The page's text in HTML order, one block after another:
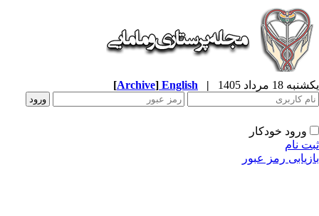
18 مرداد 1405 |
English
[Archive]
ورود خودکار
نام
رمز عبور